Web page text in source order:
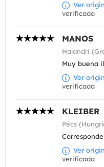
Ver
verificada
MANOS
Halandri
Muy buena
Ver
verificada
KLEIBER
Pécs
Ver
verificada